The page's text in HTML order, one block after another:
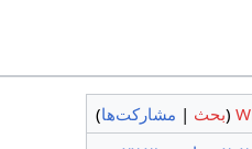
(بحث | مشارکت‌ها)